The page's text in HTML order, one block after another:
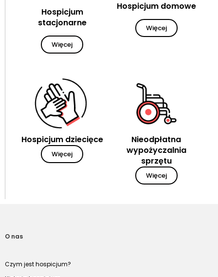
Hospicjum
stacjonarne
Więcej
Hospicjum domowe
Więcej
Hospicjum dziecięce
Więcej
Nieodpłatna
wypożyczalnia
sprzętu
Więcej
O nas
Czym jest hospicjum?